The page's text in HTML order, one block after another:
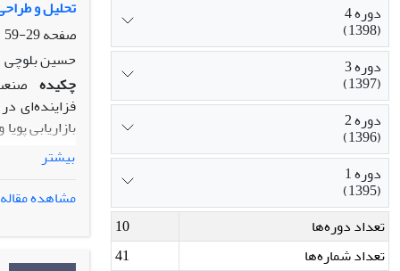
دوره 4
(1398)
دوره 3
(1397)
دوره 2
(1396)
دوره 1
(1395)
تعداد دوره‌ها
10
تعداد شماره‌ها
41
کلیدی
پشتیبانی
شرکت‌های
تحلیل و
صفحه29-59
حسین بلوچی
چکیده
فزاینده‌ای
بازاریابی
متغیر را
بنگاه‌های
بدین‌منظور،
معلولی
سناریوهای
بیشتر
مشاهده مقاله